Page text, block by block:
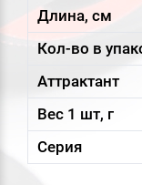
Длина, см
Кол-во в
Аттрактант
Вес 1 шт, г
Серия